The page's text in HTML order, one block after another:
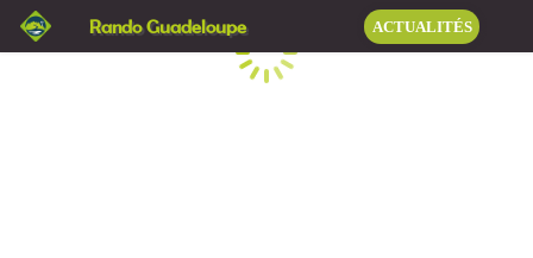
Rando Guadeloupe ACTUALITÉS
Chargement